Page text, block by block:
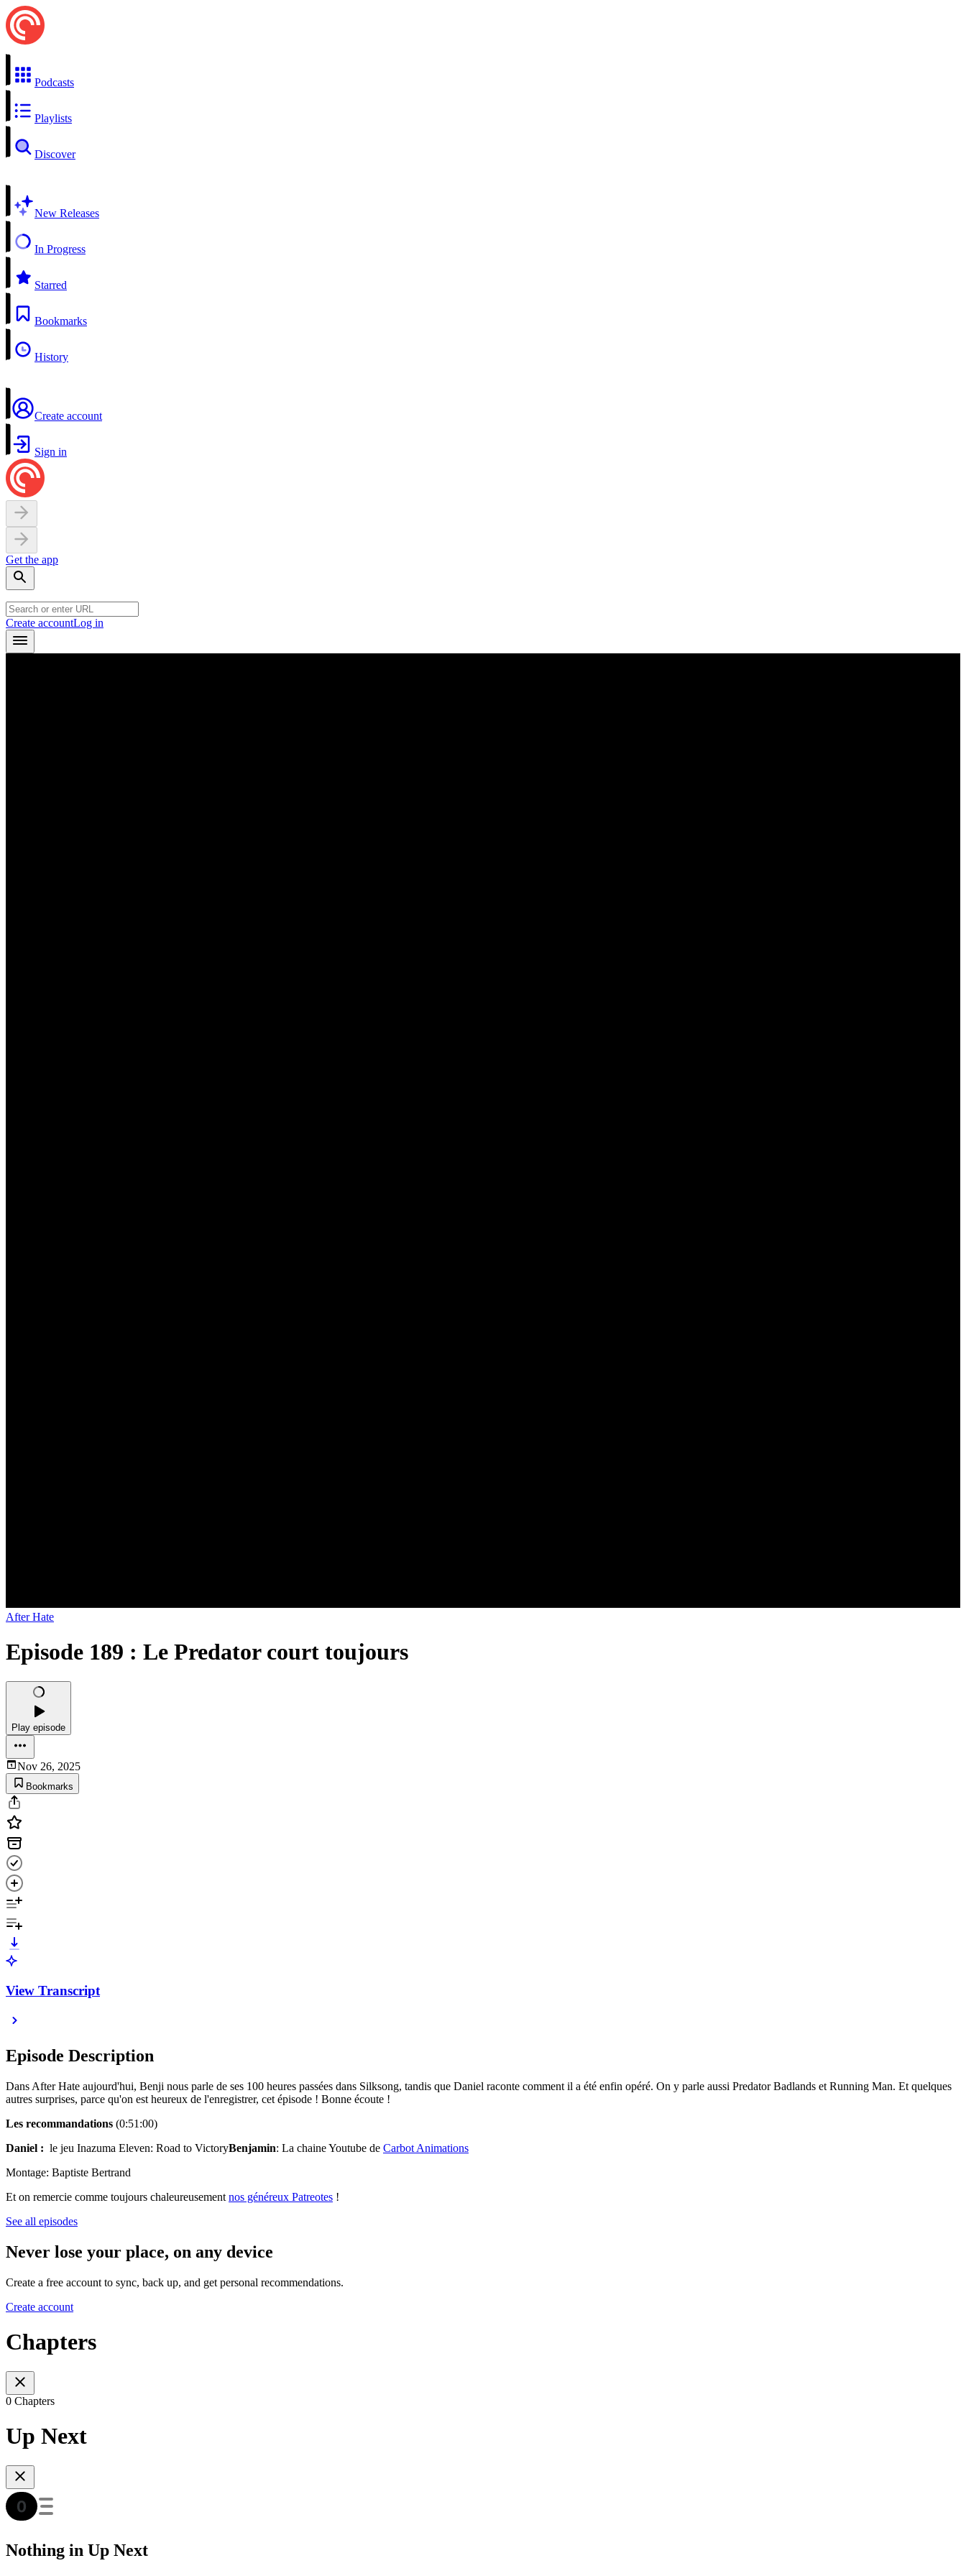
Podcasts
Playlists
Discover
New Releases
In Progress
Starred
Bookmarks
History
Create account
Sign in
Get the app
Create accountLog in
After Hate
Episode 189 : Le Predator court toujours
Play episode
Nov 26, 2025
Bookmarks
View Transcript
Episode Description
Dans After Hate aujourd'hui, Benji nous parle de ses 100 heures passées dans Silksong, tandis que Daniel raconte comment il a été enfin opéré. On y parle aussi Predator Badlands et Running Man. Et quelques
autres surprises, parce qu'on est heureux de l'enregistrer, cet épisode ! Bonne écoute !
Les recommandations (0:51:00)
Daniel : le jeu Inazuma Eleven: Road to VictoryBenjamin: La chaine Youtube de Carbot Animations
Montage: Baptiste Bertrand
Et on remercie comme toujours chaleureusement nos généreux Patreotes !
See all episodes
Never lose your place, on any device
Create a free account to sync, back up, and get personal recommendations.
Create account
Chapters
0 Chapters
Up Next
Nothing in Up Next